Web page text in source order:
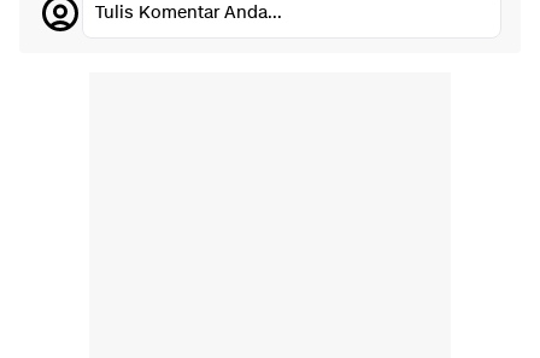
Tulis Komentar Anda...